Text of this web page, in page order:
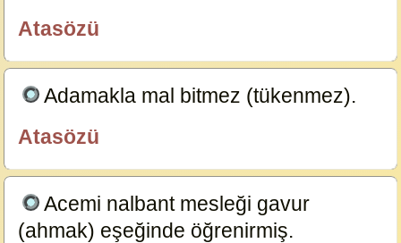
Atasözü
Adamakla mal bitmez (tükenmez).
Atasözü
Acemi nalbant mesleği gavur
(ahmak) eşeğinde öğrenirmiş.